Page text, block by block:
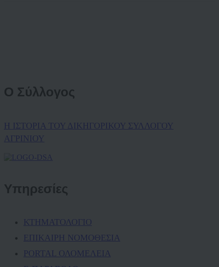
Ο Σύλλογος
Η ΙΣΤΟΡΙΑ ΤΟΥ ΔΙΚΗΓΟΡΙΚΟΥ ΣΥΛΛΟΓΟΥ
ΑΓΡΙΝΙΟΥ
Υπηρεσίες
ΚΤΗΜΑΤΟΛΟΓΙΟ
ΕΠΙΚΑΙΡΗ ΝΟΜΟΘΕΣΙΑ
PORTAL ΟΛΟΜΕΛΕΙΑ